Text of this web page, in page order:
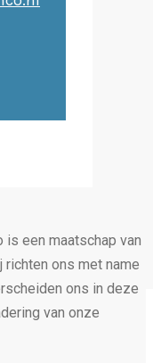
is een maatschap van
ons met name
ons in deze
van onze